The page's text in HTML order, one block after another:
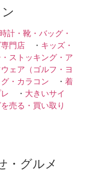
時計・靴・バッグ・
門店 ・ キッズ・
ストッキング・ア
ェア（ゴルフ・ヨ
・カラコン ・ 着
・ 大きいサイ
売る・買い取り
・グルメ